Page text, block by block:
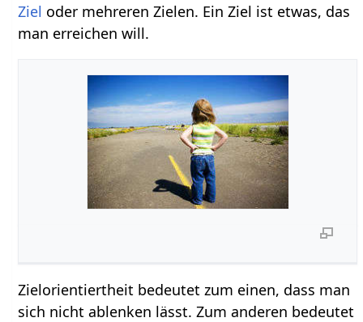
Ziel oder mehreren Zielen. Ein Ziel ist etwas, das
man erreichen will.
Zielorientiertheit bedeutet zum einen, dass man
sich nicht ablenken lässt. Zum anderen bedeutet